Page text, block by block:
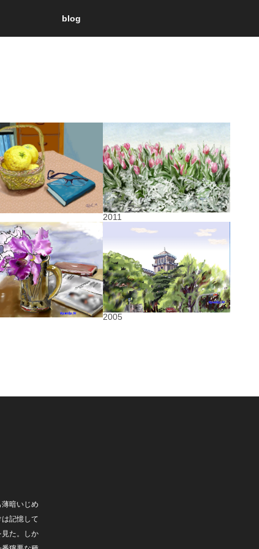
blog
2011
2005
暗いじめ
記憶して
た。しか